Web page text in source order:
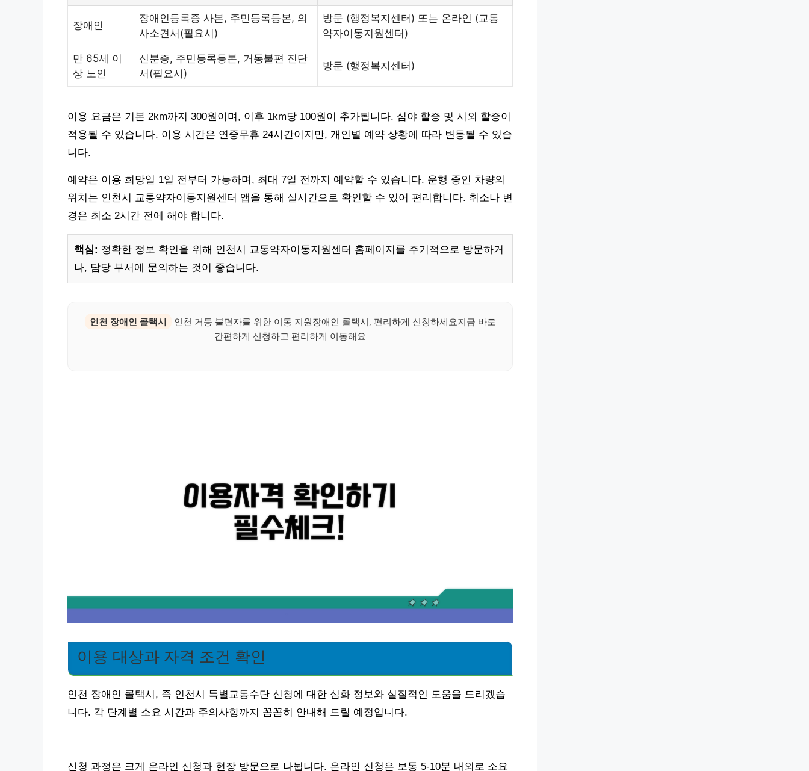
장애인
장애인등록증 사본, 주민등록등본, 의
사소견서(필요시)
방문 (행정복지센터) 또는 온라인 (교통
약자이동지원센터)
만 65세 이
상 노인
신분증, 주민등록등본, 거동불편 진단
서(필요시)
방문 (행정복지센터)
이용 요금은 기본 2km까지 300원이며, 이후 1km당 100원이 추가됩니다. 심야 할증 및 시외 할증이
적용될 수 있습니다. 이용 시간은 연중무휴 24시간이지만, 개인별 예약 상황에 따라 변동될 수 있습
니다.
예약은 이용 희망일 1일 전부터 가능하며, 최대 7일 전까지 예약할 수 있습니다. 운행 중인 차량의
위치는 인천시 교통약자이동지원센터 앱을 통해 실시간으로 확인할 수 있어 편리합니다. 취소나 변
경은 최소 2시간 전에 해야 합니다.
핵심: 정확한 정보 확인을 위해 인천시 교통약자이동지원센터 홈페이지를 주기적으로 방문하거
나, 담당 부서에 문의하는 것이 좋습니다.
인천 장애인 콜택시
인천 거동 불편자를 위한 이동 지원장애인 콜택시, 편리하게 신청하세요지금 바로
간편하게 신청하고 편리하게 이동해요
이용 대상과 자격 조건 확인
인천 장애인 콜택시, 즉 인천시 특별교통수단 신청에 대한 심화 정보와 실질적인 도움을 드리겠습
니다. 각 단계별 소요 시간과 주의사항까지 꼼꼼히 안내해 드릴 예정입니다.
신청 과정은 크게 온라인 신청과 현장 방문으로 나뉩니다. 온라인 신청은 보통 5-10분 내외로 소요